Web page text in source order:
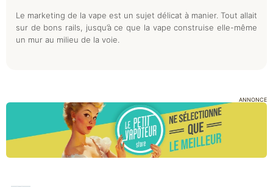
Le marketing de la vape est un sujet délicat à manier. Tout allait
sur de bons rails, jusqu’à ce que la vape construise elle-même
un mur au milieu de la voie.
ANNONCE